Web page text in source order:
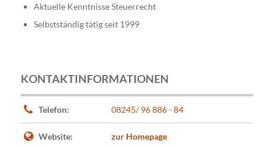
Aktuelle Kenntnisse Steuerrecht
Selbstständig tätig seit 1999
KONTAKTINFORMATIONEN
Telefon: 08245/ 96 886 - 84
Website: zur Homepage